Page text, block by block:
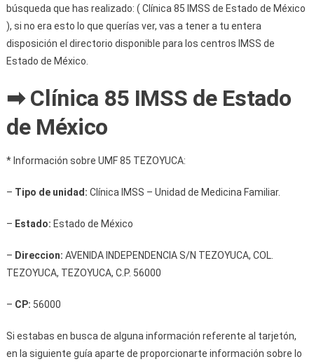
búsqueda que has realizado: ( Clínica 85 IMSS de Estado de México
), si no era esto lo que querías ver, vas a tener a tu entera
disposición el directorio disponible para los centros IMSS de
Estado de México.
➡ Clínica 85 IMSS de Estado
de México
* Información sobre UMF 85 TEZOYUCA:
– Tipo de unidad: Clínica IMSS – Unidad de Medicina Familiar.
– Estado: Estado de México
– Direccion: AVENIDA INDEPENDENCIA S/N TEZOYUCA, COL.
TEZOYUCA, TEZOYUCA, C.P. 56000
– CP: 56000
Si estabas en busca de alguna información referente al tarjetón,
en la siguiente guía aparte de proporcionarte información sobre lo